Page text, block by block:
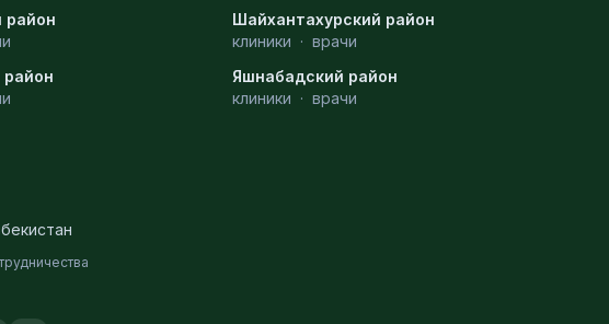
район
Шайхантахурский район
клиники · врачи
район
Яшнабадский район
клиники · врачи